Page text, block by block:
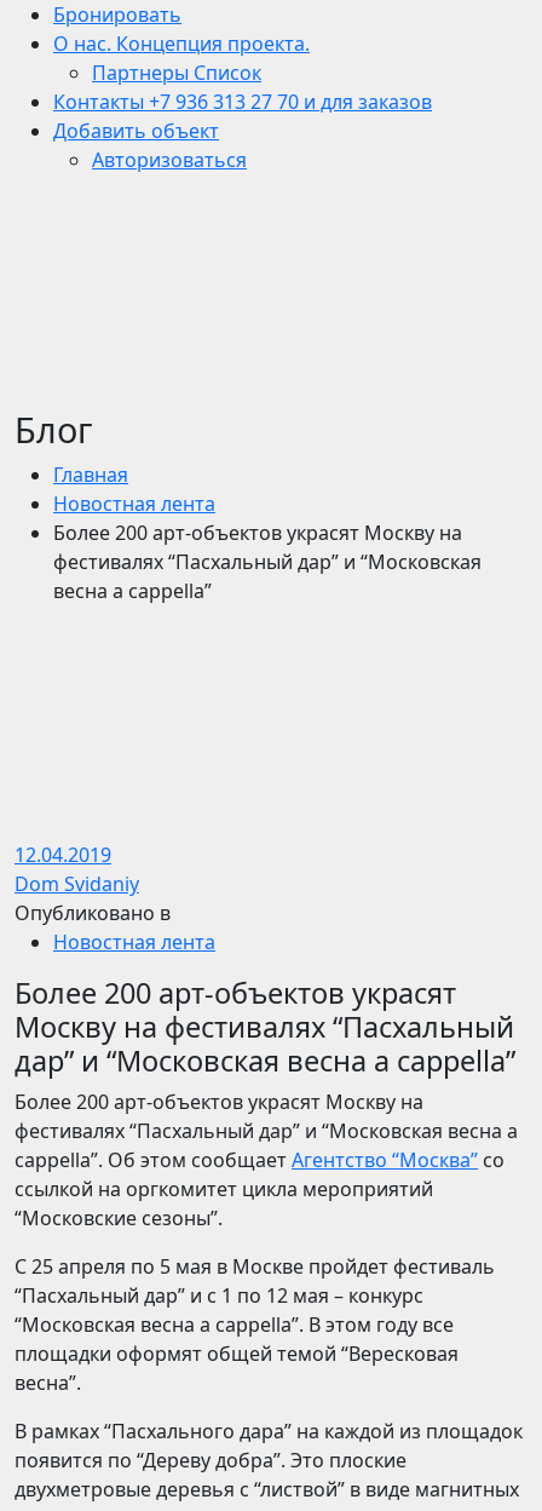
Бронировать
О нас. Концепция проекта.
Партнеры Список
Контакты +7 936 313 27 70 и для заказов
Добавить объект
Авторизоваться
Блог
Главная
Новостная лента
Более 200 арт-объектов украсят Москву на
фестивалях “Пасхальный дар” и “Московская
весна a cappella”
12.04.2019
Dom Svidaniy
Опубликовано в
Новостная лента
Более 200 арт-объектов украсят
Москву на фестивалях “Пасхальный
дар” и “Московская весна a cappella”
Более 200 арт-объектов украсят Москву на
фестивалях “Пасхальный дар” и “Московская весна a
cappella”. Об этом сообщаетАгентство “Москва” со
ссылкой на оргкомитет цикла мероприятий
“Московские сезоны”.
С 25 апреля по 5 мая в Москве пройдет фестиваль
“Пасхальный дар” и с 1 по 12 мая – конкурс
“Московская весна a cappella”. В этом году все
площадки оформят общей темой “Вересковая
весна”.
В рамках “Пасхального дара” на каждой из площадок
появится по “Дереву добра”. Это плоские
двухметровые деревья с “листвой” в виде магнитных